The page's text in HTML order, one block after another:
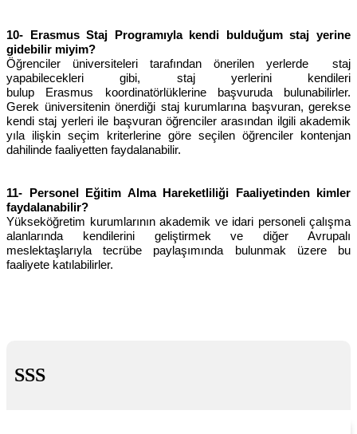
10- Erasmus Staj Programıyla kendi bulduğum staj yerine
gidebilir miyim?
Öğrenciler üniversiteleri tarafından önerilen yerlerde staj
yapabilecekleri gibi, staj yerlerini kendileri
bulup Erasmus koordinatörlüklerine başvuruda bulunabilirler.
Gerek üniversitenin önerdiği staj kurumlarına başvuran, gerekse
kendi staj yerleri ile başvuran öğrenciler arasından ilgili akademik
yıla ilişkin seçim kriterlerine göre seçilen öğrenciler kontenjan
dahilinde faaliyetten faydalanabilir.
11- Personel Eğitim Alma Hareketliliği Faaliyetinden kimler
faydalanabilir?
Yükseköğretim kurumlarının akademik ve idari personeli çalışma
alanlarında kendilerini geliştirmek ve diğer Avrupalı
meslektaşlarıyla tecrübe paylaşımında bulunmak üzere bu
faaliyete katılabilirler.
SSS